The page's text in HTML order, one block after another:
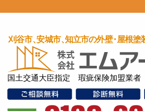
国土交通大臣指定 瑕疵保険加盟業者